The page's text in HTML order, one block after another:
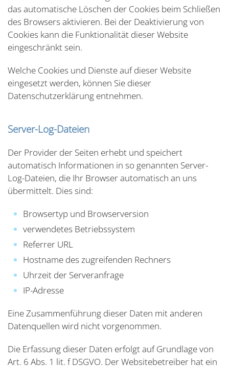
das automatische Löschen der Cookies beim Schließen
des Browsers aktivieren. Bei der Deaktivierung von
Cookies kann die Funktionalität dieser Website
eingeschränkt sein.
Welche Cookies und Dienste auf dieser Website
eingesetzt werden, können Sie dieser
Datenschutzerklärung entnehmen.
Server-Log-Dateien
Der Provider der Seiten erhebt und speichert
automatisch Informationen in so genannten Server-
Log-Dateien, die Ihr Browser automatisch an uns
übermittelt. Dies sind:
Browsertyp und Browserversion
verwendetes Betriebssystem
Referrer URL
Hostname des zugreifenden Rechners
Uhrzeit der Serveranfrage
IP-Adresse
Eine Zusammenführung dieser Daten mit anderen
Datenquellen wird nicht vorgenommen.
Die Erfassung dieser Daten erfolgt auf Grundlage von
Art. 6 Abs. 1 lit. f DSGVO. Der Websitebetreiber hat ein